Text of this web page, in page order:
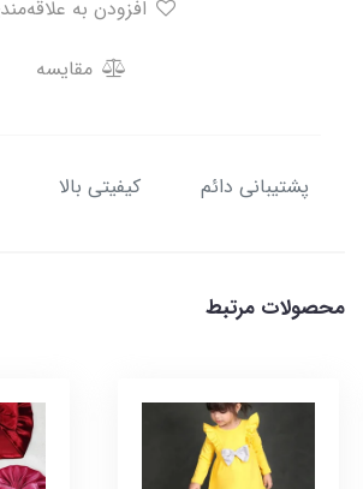
مقایسه
پشتیبانی دائم کیفیتی بالا
محصولات مرتبط